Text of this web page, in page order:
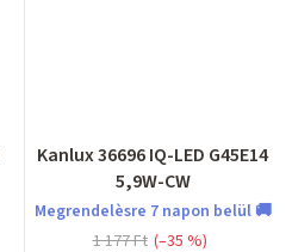
Kanlux 36696 IQ-LED G45E14
5,9W-CW
Megrendelèsre 7 napon belül 🚚
1 177 Ft (–35 %)